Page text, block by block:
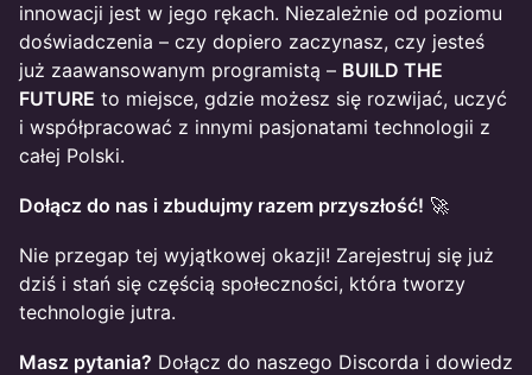
innowacji jest w jego rękach. Niezależnie od poziomu
doświadczenia – czy dopiero zaczynasz, czy jesteś
już zaawansowanym programistą – BUILD THE
FUTURE to miejsce, gdzie możesz się rozwijać, uczyć
i współpracować z innymi pasjonatami technologii z
całej Polski.
Dołącz do nas i zbudujmy razem przyszłość! 🚀
Nie przegap tej wyjątkowej okazji! Zarejestruj się już
dziś i stań się częścią społeczności, która tworzy
technologie jutra.
Masz pytania? Dołącz do naszego Discorda i dowiedz